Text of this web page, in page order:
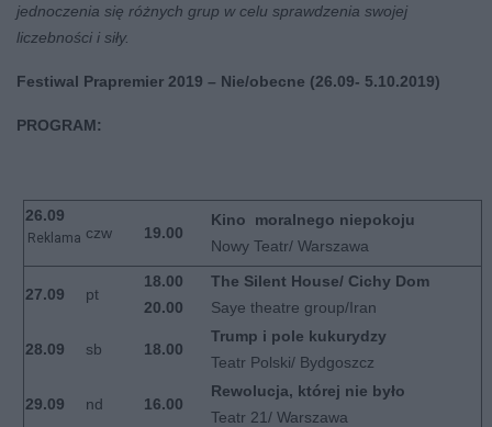
jednoczenia się różnych grup w celu sprawdzenia swojej
liczebności i siły.
Festiwal Prapremier 2019 – Nie/obecne (26.09- 5.10.2019)
PROGRAM:
26.09
Reklama czw 19.00
Kino moralnego niepokoju
Nowy Teatr/ Warszawa
27.09 pt
18.00
20.00
The Silent House/ Cichy Dom
Saye theatre group/Iran
28.09 sb 18.00
Trump i pole kukurydzy
Teatr Polski/ Bydgoszcz
29.09 nd 16.00
Rewolucja, której nie było
Teatr 21/ Warszawa